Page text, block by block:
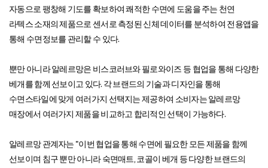
자동으로 팽창해 기도를 확보하여 쾌적한 수면에 도움을 주는 천연
라텍스 소재의 제품으로 센서로 측정된 신체 데이터를 분석하여 전용앱을
통해 수면정보를 관리할 수 있다.
뿐만 아니라 알레르망은 비스코러브와 필로와이즈 등 협업을 통해 다양한
베개를 함께 선보이고 있다. 각 브랜드의 기술과 디자인을 통해
수면스타일에 맞게 여러가지 선택지는 제공하여 소비자는 알레르망
매장에서 여러가지 제품을 비교하고 합리적인 선택이 가능하다.
알레르망 관계자는 "이번 협업을 통해 수면에 필요한 모든 제품을 함께
선보이며 침구 뿐만 아니라 숙면매트, 코골이 베개 등 다양한 브랜드의